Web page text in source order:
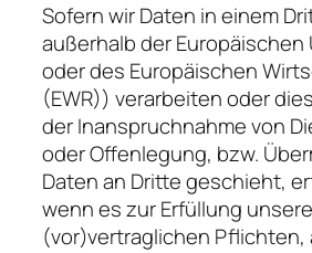
Sofern wir Daten in einem
außerhalb der Europäischen
oder des Europäischen
(EWR)) verarbeiten oder
der Inanspruchnahme von
oder Offenlegung, bzw.
Daten an Dritte geschieht,
wenn es zur Erfüllung
(vor)vertraglichen Pflichten,